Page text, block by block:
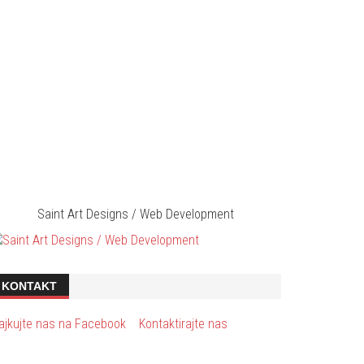
Saint Art Designs / Web Development
KONTAKT
nas na Facebook Kontaktirajte nas